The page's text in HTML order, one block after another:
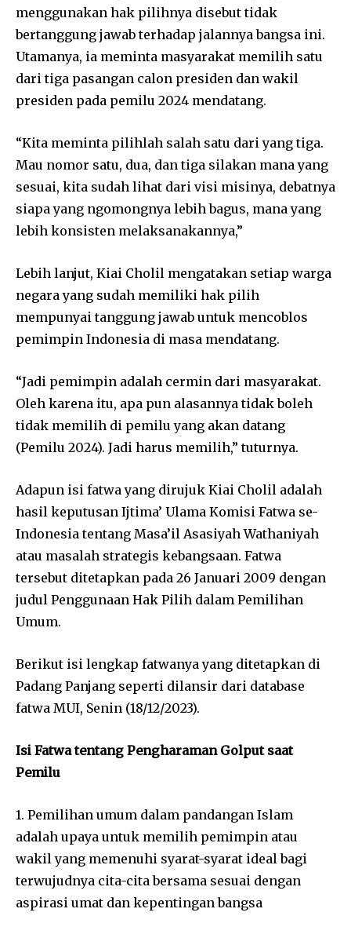
menggunakan hak pilihnya disebut tidak
bertanggung jawab terhadap jalannya bangsa ini.
Utamanya, ia meminta masyarakat memilih satu
dari tiga pasangan calon presiden dan wakil
presiden pada pemilu 2024 mendatang.
“Kita meminta pilihlah salah satu dari yang tiga.
Mau nomor satu, dua, dan tiga silakan mana yang
sesuai, kita sudah lihat dari visi misinya, debatnya
siapa yang ngomongnya lebih bagus, mana yang
lebih konsisten melaksanakannya,”
Lebih lanjut, Kiai Cholil mengatakan setiap warga
negara yang sudah memiliki hak pilih
mempunyai tanggung jawab untuk mencoblos
pemimpin Indonesia di masa mendatang.
“Jadi pemimpin adalah cermin dari masyarakat.
Oleh karena itu, apa pun alasannya tidak boleh
tidak memilih di pemilu yang akan datang
(Pemilu 2024). Jadi harus memilih,” tuturnya.
Adapun isi fatwa yang dirujuk Kiai Cholil adalah
hasil keputusan Ijtima’ Ulama Komisi Fatwa se-
Indonesia tentang Masa’il Asasiyah Wathaniyah
atau masalah strategis kebangsaan. Fatwa
tersebut ditetapkan pada 26 Januari 2009 dengan
judul Penggunaan Hak Pilih dalam Pemilihan
Umum.
Berikut isi lengkap fatwanya yang ditetapkan di
Padang Panjang seperti dilansir dari database
fatwa MUI, Senin (18/12/2023).
Isi Fatwa tentang Pengharaman Golput saat
Pemilu
1. Pemilihan umum dalam pandangan Islam
adalah upaya untuk memilih pemimpin atau
wakil yang memenuhi syarat-syarat ideal bagi
terwujudnya cita-cita bersama sesuai dengan
aspirasi umat dan kepentingan bangsa